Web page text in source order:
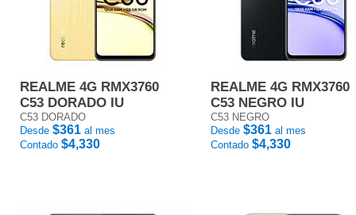
REALME 4G RMX3760
C53 DORADO IU
C53 DORADO
Desde $361 al mes
Contado $4,330
REALME 4G RMX3760
C53 NEGRO IU
C53 NEGRO
Desde $361 al mes
Contado $4,330